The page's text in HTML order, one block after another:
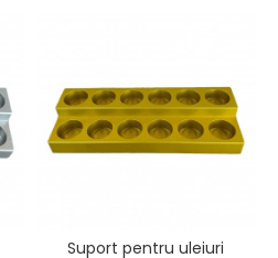
Suport pentru uleiuri